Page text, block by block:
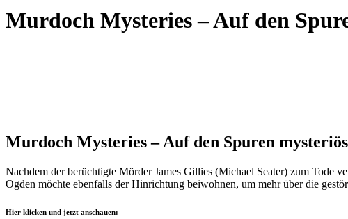
Murdoch Mysteries – Auf den
Murdoch Mysteries – Auf den Spuren
Nachdem der berüchtigte Mörder James Gillies (Michael Seater) zum Tode
Ogden möchte ebenfalls der Hinrichtung beiwohnen, um mehr über die
Hier klicken und jetzt anschauen: